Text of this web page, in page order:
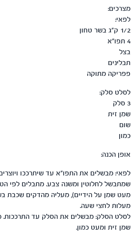
מצרכים:
לפאי:
1/2 ק"ג בשר טחון
4 תפו"א
בצל
תבלינים
פפריקה מתוקה
לסלט סלק:
3 סלק
שמן זית
שום
כמון
אופן הכנה:
לפאי: מבשלים את התפו"א עד שיתרככו
שמתבשל לחלוטין ומשנה צבע. מתבלים לפי
מעלות לחצי שעה.
לסלט הסלק: מבשלים את הסלק עד התרככות.
שמן זית ומעט כמון.